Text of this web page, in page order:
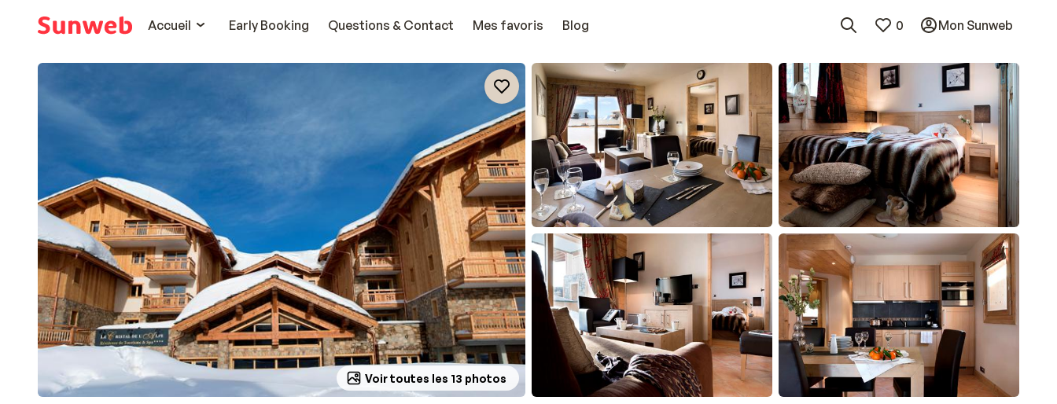
Accueil
Early Booking Questions & Contact Mes favoris Blog 0 Mon Sunweb
Voir toutes les 13 photos